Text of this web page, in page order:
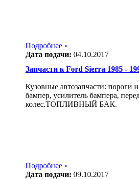
Подробнее »
Дата подачи: 04.10.2017
Запчасти к Ford Sierra 1985 -
Кузовные автозапчасти: пороги
бампер, усилитель бампера,
колес.ТОПЛИВНЫЙ БАК.
Подробнее »
Дата подачи: 09.10.2017